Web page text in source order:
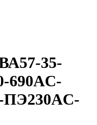
35-
690AC-
ПЭ230AC-